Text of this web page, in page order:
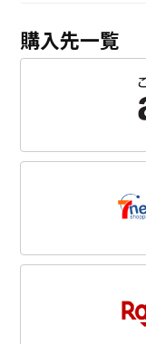
購入先一覧